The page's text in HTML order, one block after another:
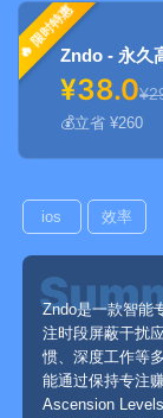
限时特惠
Zndo - 永久
¥38.0
立省 ¥260
ios 效率
Zndo是一款智能
注时段屏蔽干扰
惯、深度工作等
能通过保持专注
Ascension